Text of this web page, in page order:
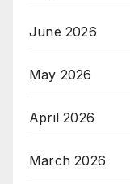
June 2026
May 2026
April 2026
March 2026